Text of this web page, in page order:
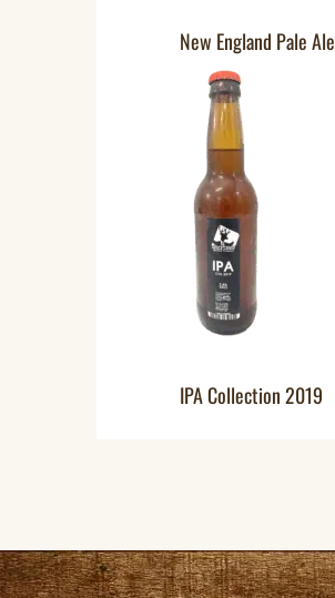
New England Pale Ale
IPA Collection 2019